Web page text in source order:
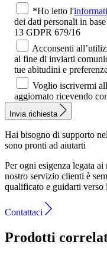
*Ho letto l'
dei dati personali in
13 GDPR 679/16
Acconsenti
al fine di inviarti
tue abitudini e
Voglio iscrivermi
aggiornato ricevendo
Invia richiesta
Hai bisogno di supporto
sono pronti ad aiutarti
Per ogni esigenza legata
nostro servizio clienti è
qualificato e guidarti verso
Contattaci
Prodotti